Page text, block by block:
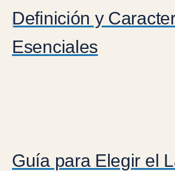
Definición y
Esenciales
Guía para Elegir el